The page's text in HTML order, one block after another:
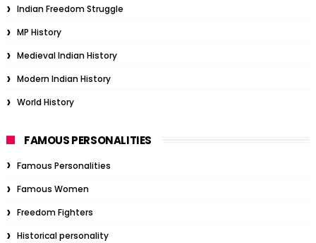
Indian Freedom Struggle
MP History
Medieval Indian History
Modern Indian History
World History
FAMOUS PERSONALITIES
Famous Personalities
Famous Women
Freedom Fighters
Historical personality